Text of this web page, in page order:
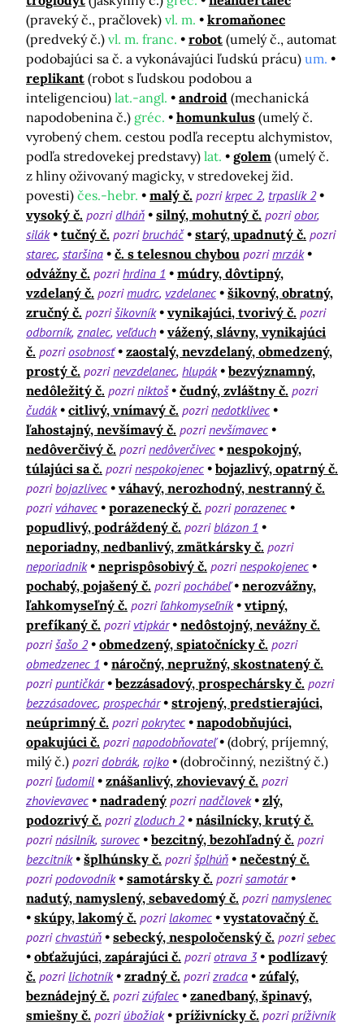
(praveký č., pračlovek) vl. m.
kromaňonec
(predveký č.) vl. m. franc. robot (umelý č., automat
podobajúci sa č. a vykonávajúci ľudskú prácu) um.
replikant (robot s ľudskou podobou a
inteligenciou) lat.-angl. android (mechanická
napodobenina č.) gréc. homunkulus (umelý č.
vyrobený chem. cestou podľa receptu alchymistov,
podľa stredovekej predstavy) lat. golem (umelý č.
z hliny oživovaný magicky, v stredovekej žid.
povesti) čes.-hebr. malý č. pozrikrpec 2 trpaslík 2
vysoký č. pozridlháň silný, mohutný č. pozriobor
silák
tučný č. pozribrucháč starý, upadnutý č. pozri
starec staršina č. s telesnou chybou pozrimrzák
odvážny č. pozrihrdina 1
múdry, dôvtipný,
vzdelaný č. pozrimudrc vzdelanec
šikovný, obratný,
zručný č. pozrišikovník vynikajúci, tvorivý č. pozri
odborník znalec veľduch
vážený, slávny, vynikajúci
č. pozriosobnosť
zaostalý, nevzdelaný, obmedzený,
prostý č. pozrinevzdelanec hlupák
bezvýznamný,
nedôležitý č. pozriniktoš čudný, zvláštny č. pozri
čudák
citlivý, vnímavý č. pozrinedotklivec
ľahostajný, nevšímavý č. pozrinevšímavec
nedôverčivý č. pozrinedôverčivec
nespokojný,
túlajúci sa č. pozrinespokojenec
bojazlivý, opatrný č.
pozribojazlivec
váhavý, nerozhodný, nestranný č.
pozri váhavec porazenecký č. pozriporazenec
popudlivý, podráždený č. pozriblázon 1
neporiadny, nedbanlivý, zmätkársky č. pozri
neporiadnik
neprispôsobivý č. pozrinespokojenec
pochabý, pojašený č. pozripochábeľ
nerozvážny,
ľahkomyseľný č. pozriľahkomyseľník
vtipný,
prefíkaný č. pozri vtipkár
nedôstojný, nevážny č.
pozrišašo 2 obmedzený, spiatočnícky č. pozri
obmedzenec 1
náročný, nepružný, skostnatený č.
pozripuntičkár bezzásadový, prospechársky č. pozri
bezzásadovec prospechár
strojený, predstierajúci,
neúprimný č. pozripokrytec
napodobňujúci,
opakujúci č. pozrinapodobňovateľ
(dobrý, príjemný,
milý č.) pozridobrák rojko
(dobročinný, nezištný č.)
pozriľudomil znášanlivý, zhovievavý č. pozri
zhovievavec
nadradený pozrinadčlovek
zlý,
podozrivý č. pozrizloduch 2
násilnícky, krutý č.
pozrinásilník surovec bezcitný, bezohľadný č. pozri
bezcitník
šplhúnsky č. pozrišplhúň
nečestný č.
pozripodovodník samotársky č. pozrisamotár
nadutý, namyslený, sebavedomý č. pozrinamyslenec
skúpy, lakomý č. pozrilakomec
vystatovačný č.
pozrichvastúň sebecký, nespoločenský č. pozrisebec
obťažujúci, zapárajúci č. pozriotrava 3
podlízavý
č. pozrilichotník zradný č. pozrizradca
zúfalý,
beznádejný č. pozrizúfalec
zanedbaný, špinavý,
smiešny č. pozri úbožiak príživnícky č. pozripríživník